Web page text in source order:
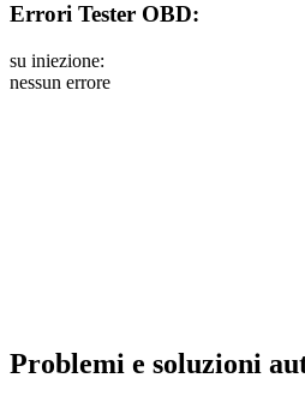
Errori Tester OBD:
su iniezione:
nessun errore
Problemi e soluzioni